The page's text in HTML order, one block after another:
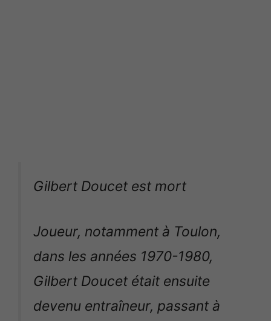
Gilbert Doucet est mort
Joueur, notamment à Toulon,
dans les années 1970-1980,
Gilbert Doucet était ensuite
devenu entraîneur, passant à